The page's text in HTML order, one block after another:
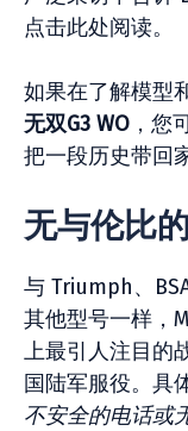
点击此处阅读。
如果在了解模型
无双G3 WO ，您
把一段历史带回
无与伦比
与 Triumph、
其他型号一样，
上最引人注目的
国陆军服役。具
不安全的电话或